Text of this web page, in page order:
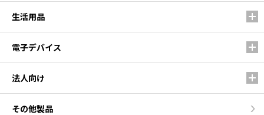
生活用品
電子デバイス
法人向け
その他製品